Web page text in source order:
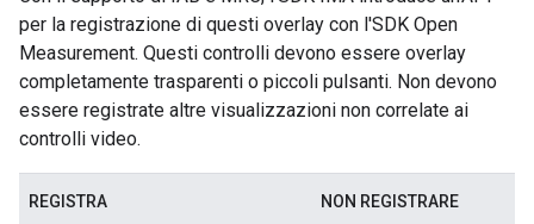
per la registrazione di questi overlay con l'SDK Open
Measurement. Questi controlli devono essere overlay
completamente trasparenti o piccoli pulsanti. Non devono
essere registrate altre visualizzazioni non correlate ai
controlli video.
REGISTRA NON REGISTRARE